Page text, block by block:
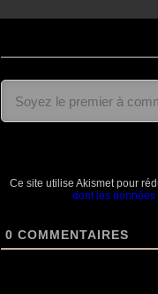
Ce site utilise Akismet pour
dont les données
0 COMMENTAIRES